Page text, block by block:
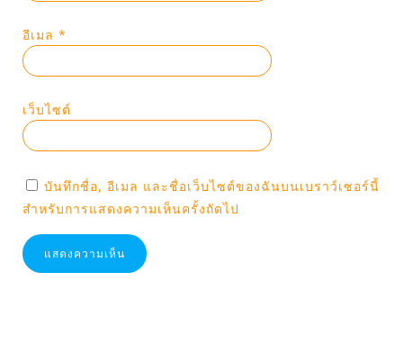
อีเมล *
เว็บไซต์
บันทึกชื่อ, อีเมล และชื่อเว็บไซต์ของฉันบนเบราว์เซอร์นี้
สำหรับการแสดงความเห็นครั้งถัดไป